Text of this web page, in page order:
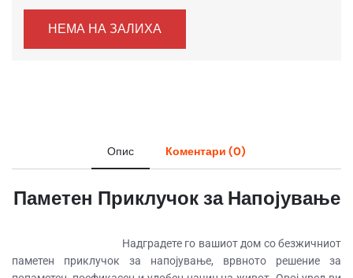
НЕМА НА ЗАЛИХА
Опис Коментари (0)
Паметен Приклучок за Напојување
паметен приклучок за напојување, врвното решение за